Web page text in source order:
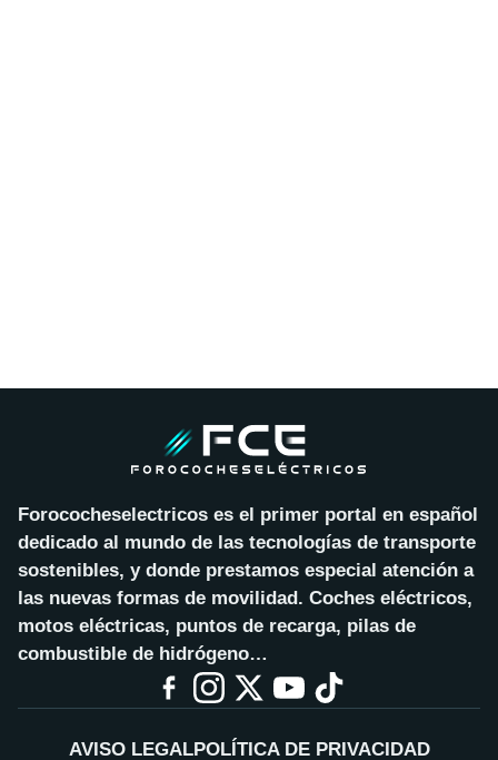
Forococheselectricos es el primer portal en español
dedicado al mundo de las tecnologías de transporte
sostenibles, y donde prestamos especial atención a
las nuevas formas de movilidad. Coches eléctricos,
motos eléctricas, puntos de recarga, pilas de
combustible de hidrógeno…
AVISO LEGALPOLÍTICA DE PRIVACIDAD